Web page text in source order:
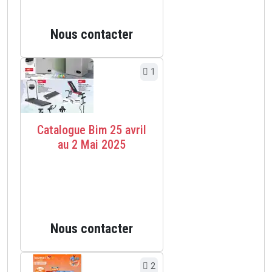
Nous contacter
1
Catalogue Bim 25 avril
au 2 Mai 2025
Nous contacter
2